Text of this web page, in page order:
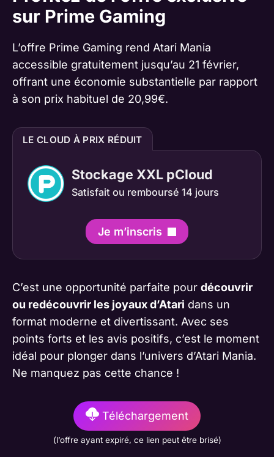
sur Prime Gaming
L’offre Prime Gaming rend Atari Mania
accessible gratuitement jusqu’au 21 février,
offrant une économie substantielle par rapport
à son prix habituel de 20,99€.
LE CLOUD À PRIX RÉDUIT
Stockage XXL pCloud
Satisfait ou remboursé 14 jours
Je m’inscris
C’est une opportunité parfaite pour découvrir
ou redécouvrir les joyaux d’Atari dans un
format moderne et divertissant. Avec ses
points forts et les avis positifs, c’est le moment
idéal pour plonger dans l’univers d’Atari Mania.
Ne manquez pas cette chance !
Téléchargement
(l’offre ayant expiré, ce lien peut être brisé)